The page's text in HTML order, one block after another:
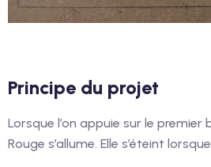
Principe du projet
Lorsque l’on appuie sur le premier
Rouge s’allume. Elle s’éteint